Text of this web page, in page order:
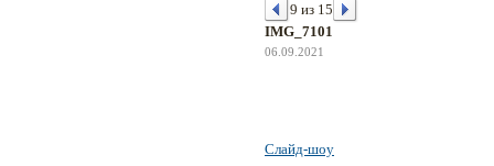
9 из 15
IMG_7101
06.09.2021
Слайд-шоу